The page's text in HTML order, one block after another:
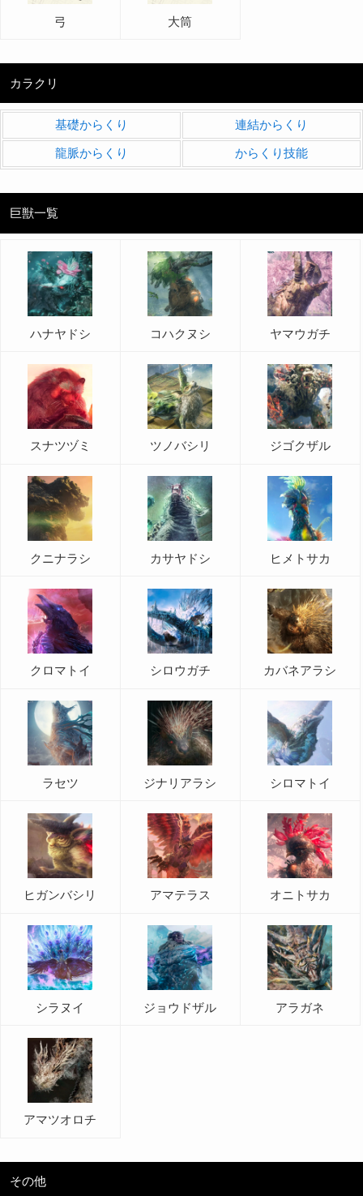
弓 大筒
カラクリ
基礎からくり 連結からくり
龍脈からくり からくり技能
巨獣一覧
ハナヤドシ コハクヌシ ヤマウガチ
スナツヅミ ツノバシリ ジゴクザル
クニナラシ カサヤドシ ヒメトサカ
クロマトイ シロウガチ カバネアラシ
ラセツ ジナリアラシ シロマトイ
ヒガンバシリ アマテラス オニトサカ
シラヌイ ジョウドザル アラガネ
アマツオロチ
その他